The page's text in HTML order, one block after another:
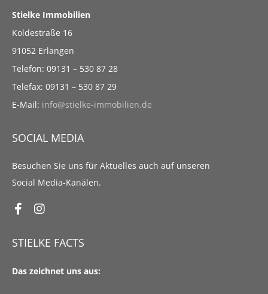
Stielke Immobilien
Koldestraße 16
91052 Erlangen
Telefon: 09131 – 530 87 28
Telefax: 09131 – 530 87 29
E-Mail: info@stielke-immobilien.de
SOCIAL MEDIA
Besuchen Sie uns für Aktuelles auch auf unseren
Social Media-Kanälen.
STIELKE FACTS
Das zeichnet uns aus: